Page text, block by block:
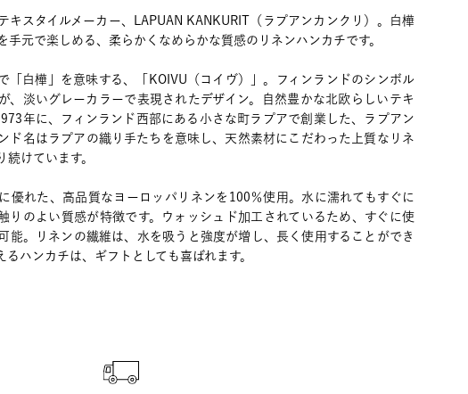
キスタイルメーカー、LAPUAN KANKURIT（ラプアンカンクリ）。白樺
手元で楽しめる、柔らかくなめらかな質感のリネンハンカチです。
「白樺」を意味する、「KOIVU（コイヴ）」。フィンランドのシンボル
、淡いグレーカラーで表現されたデザイン。自然豊かな北欧らしいテキ
年に、フィンランド西部にある小さな町ラプアで創業した、ラプアン
ド名はラプアの織り手たちを意味し、天然素材にこだわった上質なリネ
続けています。
優れた、高品質なヨーロッパリネンを100％使用。水に濡れてもすぐに
りのよい質感が特徴です。ウォッシュド加工されているため、すぐに使
能。リネンの繊維は、水を吸うと強度が増し、長く使用することができ
るハンカチは、ギフトとしても喜ばれます。